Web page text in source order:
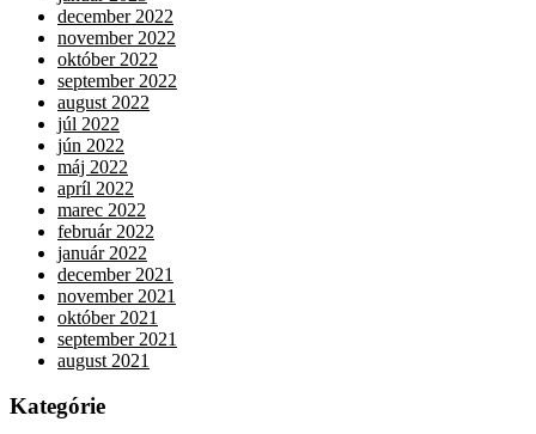
december 2022
november 2022
október 2022
september 2022
august 2022
júl 2022
jún 2022
máj 2022
apríl 2022
marec 2022
február 2022
január 2022
december 2021
november 2021
október 2021
september 2021
august 2021
Kategórie